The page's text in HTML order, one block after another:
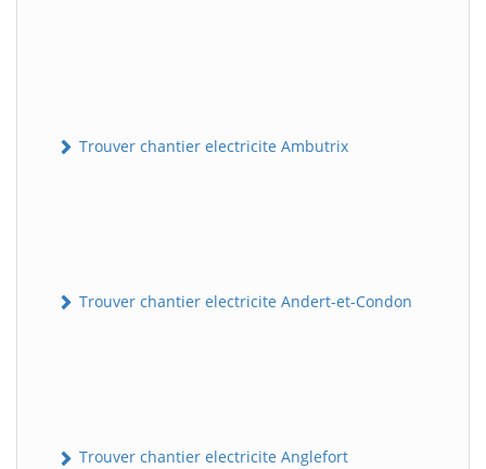
Trouver chantier electricite Ambutrix
Trouver chantier electricite Andert-et-Condon
Trouver chantier electricite Anglefort